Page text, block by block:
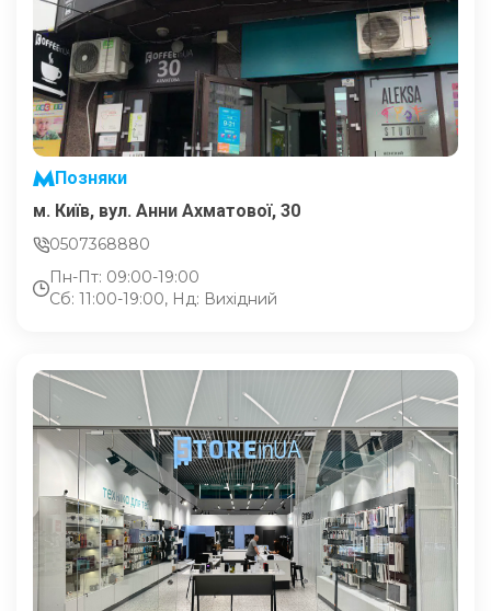
Позняки
м. Київ, вул. Анни Ахматової, 30
0507368880
Пн-Пт: 09:00-19:00
Сб: 11:00-19:00, Нд: Вихідний